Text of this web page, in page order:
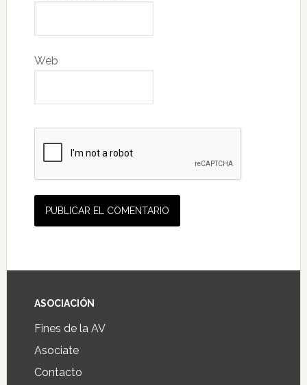
Web
ASOCIACIÓN
Fines de la AV
Asociate
Contacto